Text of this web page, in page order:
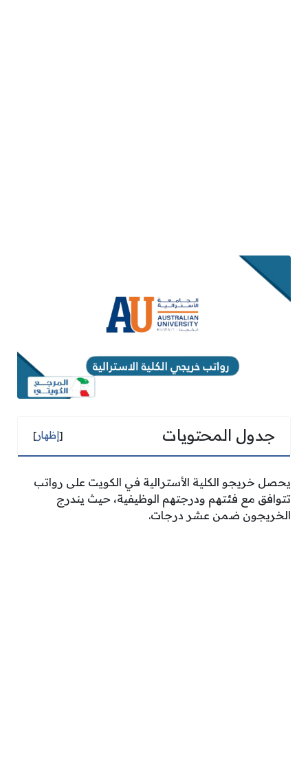
جدول المحتويات [إظهار]
يحصل خريجو الكلية الأسترالية في الكويت على رواتب
تتوافق مع فئتهم ودرجتهم الوظيفية، حيث يندرج
الخريجون ضمن عشر درجات.